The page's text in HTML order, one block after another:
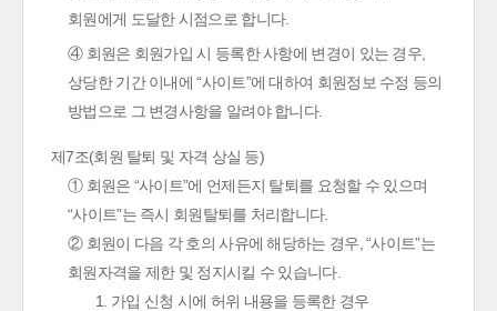
회원에게 도달한 시점으로 합니다.
④ 회원은 회원가입 시 등록한 사항에 변경이 있는 경우,
상당한 기간 이내에 “사이트”에 대하여 회원정보 수정 등의
방법으로 그 변경사항을 알려야 합니다.
제7조(회원 탈퇴 및 자격 상실 등)
① 회원은 “사이트”에 언제든지 탈퇴를 요청할 수 있으며
“사이트”는 즉시 회원탈퇴를 처리합니다.
② 회원이 다음 각 호의 사유에 해당하는 경우, “사이트”는
회원자격을 제한 및 정지시킬 수 있습니다.
1. 가입 신청 시에 허위 내용을 등록한 경우